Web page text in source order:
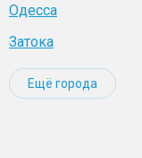
Одесса
Затока
Ещё города